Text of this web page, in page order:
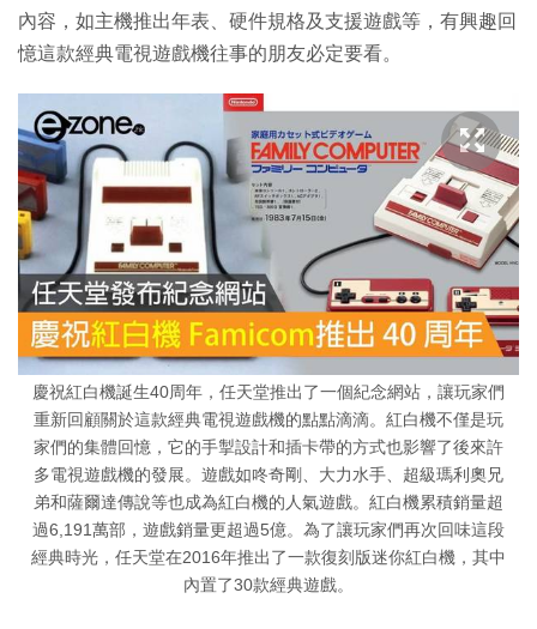
內容，如主機推出年表、硬件規格及支援遊戲等，有興趣回
憶這款經典電視遊戲機往事的朋友必定要看。
慶祝紅白機誕生40周年，任天堂推出了一個紀念網站，讓玩家們
重新回顧關於這款經典電視遊戲機的點點滴滴。紅白機不僅是玩
家們的集體回憶，它的手掣設計和插卡帶的方式也影響了後來許
多電視遊戲機的發展。遊戲如咚奇剛、大力水手、超級瑪利奧兄
弟和薩爾達傳說等也成為紅白機的人氣遊戲。紅白機累積銷量超
過6,191萬部，遊戲銷量更超過5億。為了讓玩家們再次回味這段
經典時光，任天堂在2016年推出了一款復刻版迷你紅白機，其中
內置了30款經典遊戲。